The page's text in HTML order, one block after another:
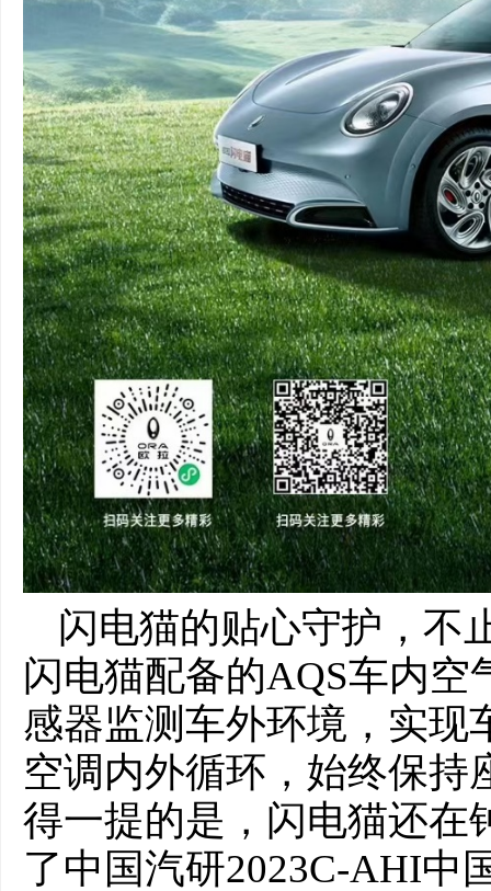
闪电猫的贴心守护，不
闪电猫配备的AQS车内
感器监测车外环境，实现
空调内外循环，始终保持
得一提的是，闪电猫还在
了中国汽研2023C-AHI